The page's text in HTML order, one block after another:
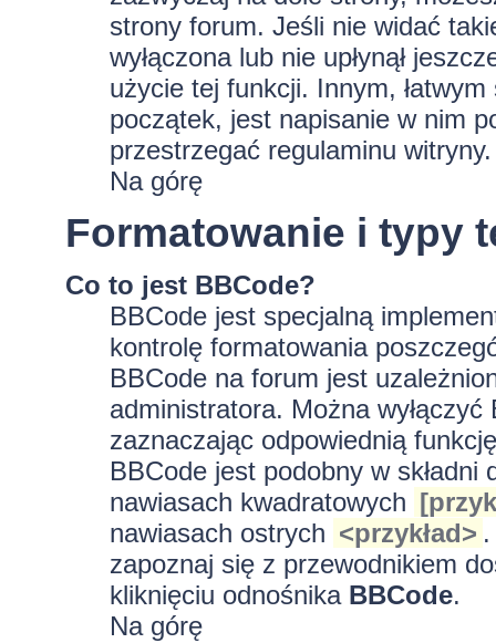
strony forum. Jeśli nie widać
wyłączona lub nie upłynął
użycie tej funkcji. Innym,
początek, jest napisanie w nim
przestrzegać regulaminu witryny.
Na górę
Formatowanie i typy
Co to jest BBCode?
BBCode jest specjalną
kontrolę formatowania
BBCode na forum jest
administratora. Można
zaznaczając odpowiednią
BBCode jest podobny w
nawiasach kwadratowych
nawiasach ostrych <przykład>
zapoznaj się z przewodnikiem
kliknięciu odnośnika BBCode.
Na górę